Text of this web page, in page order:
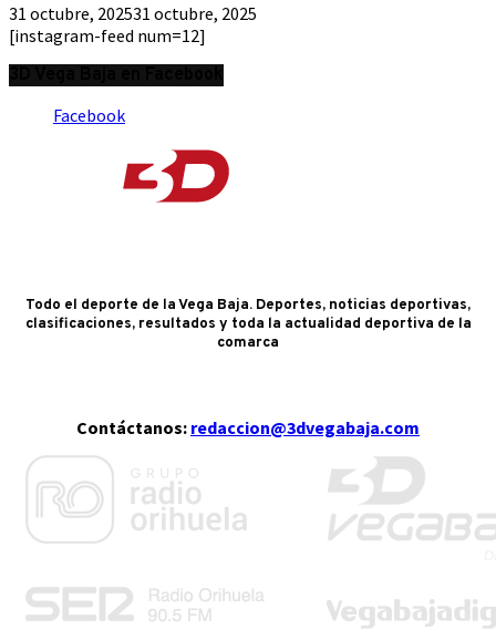
31 octubre, 202531 octubre, 2025
[instagram-feed num=12]
Facebook
Todo el deporte de la Vega Baja. Deportes, noticias deportivas,
clasificaciones, resultados y toda la actualidad deportiva de la
comarca
Contáctanos: redaccion@3dvegabaja.com